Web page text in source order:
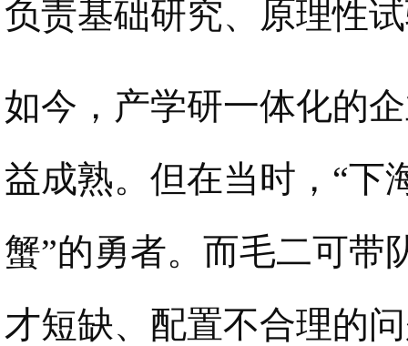
负责基础研究、原理性
如今，产学研一体化的
益成熟。但在当时，“下
蟹”的勇者。而毛二可带
才短缺、配置不合理的